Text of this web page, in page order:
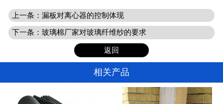
上一条： 漏板对离心器的控制体现
下一条： 玻璃棉厂家对玻璃纤维纱的要求
返回
相关产品